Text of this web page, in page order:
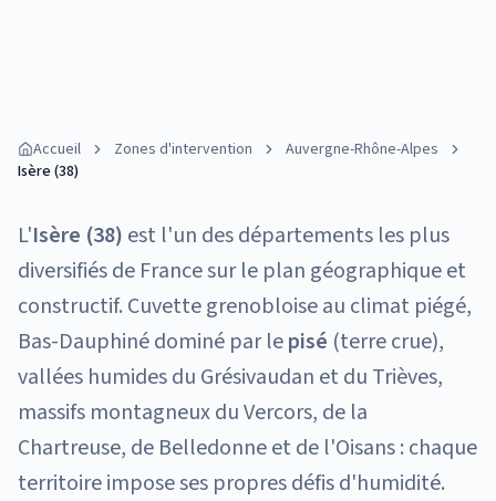
Accueil Zones d'intervention
Auvergne-Rhône-Alpes
Isère (38)
L'Isère (38) est l'un des départements les plus
diversifiés de France sur le plan géographique et
constructif. Cuvette grenobloise au climat piégé,
Bas-Dauphiné dominé par lepisé (terre crue),
vallées humides du Grésivaudan et du Trièves,
massifs montagneux du Vercors, de la
Chartreuse, de Belledonne et de l'Oisans : chaque
territoire impose ses propres défis d'humidité.